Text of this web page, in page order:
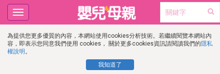
為提供您更多優質的內容，本網站使用cookies分析技術。若繼續閱覽本網站內
容，即表示您同意我們使用 cookies， 關於更多cookies資訊請閱讀我們的隱私
權說明 。
我知道了
Toggle
navigation